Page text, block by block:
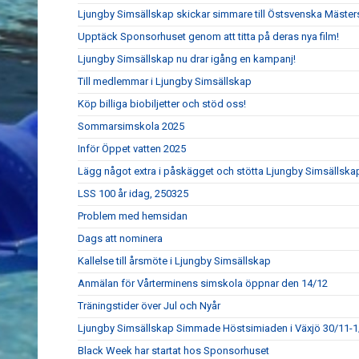
Ljungby Simsällskap skickar simmare till Östsvenska
Upptäck Sponsorhuset genom att titta på deras nya film!
Ljungby Simsällskap nu drar igång en kampanj!
Till medlemmar i Ljungby Simsällskap
Köp billiga biobiljetter och stöd oss!
Sommarsimskola 2025
Inför Öppet vatten 2025
Lägg något extra i påskägget och stötta Ljungby
LSS 100 år idag, 250325
Problem med hemsidan
Dags att nominera
Kallelse till årsmöte i Ljungby Simsällskap
Anmälan för Vårterminens simskola öppnar den 14/12
Träningstider över Jul och Nyår
Ljungby Simsällskap Simmade Höstsimiaden i Växjö 30/11-
Black Week har startat hos Sponsorhuset